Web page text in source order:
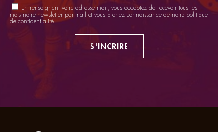
En renseignant votre adresse mail, vous acceptez de recevoir tous les
mois notre newsletter par mail et vous prenez connaissance de notre politique
de confidentialité.
S'INCRIRE